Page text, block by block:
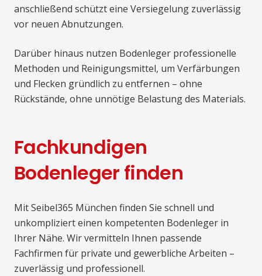
anschließend schützt eine Versiegelung zuverlässig
vor neuen Abnutzungen.
Darüber hinaus nutzen Bodenleger professionelle
Methoden und Reinigungsmittel, um Verfärbungen
und Flecken gründlich zu entfernen – ohne
Rückstände, ohne unnötige Belastung des Materials.
Fachkundigen
Bodenleger finden
Mit Seibel365 München finden Sie schnell und
unkompliziert einen kompetenten Bodenleger in
Ihrer Nähe. Wir vermitteln Ihnen passende
Fachfirmen für private und gewerbliche Arbeiten –
zuverlässig und professionell.